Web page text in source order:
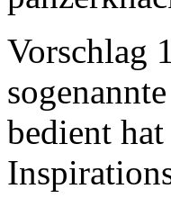
Vorschlag
bedient